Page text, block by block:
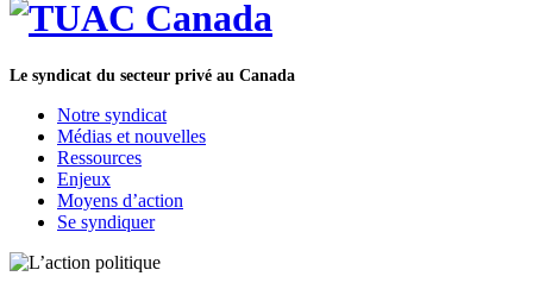
Le syndicat du secteur privé au Canada
Notre syndicat
Médias et nouvelles
Ressources
Enjeux
Moyens d’action
Se syndiquer